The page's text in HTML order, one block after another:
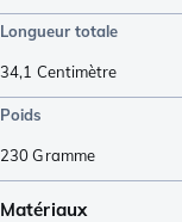
Longueur totale
34,1 Centimètre
Poids
230Gramme
Matériaux